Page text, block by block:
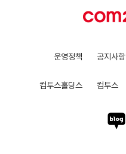
운영정책 공지사항
컴투스홀딩스 컴투스